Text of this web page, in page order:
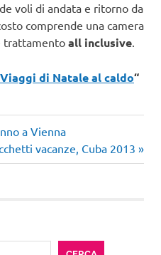
voli di andata e ritorno da
comprende una camera
trattamento all inclusive.
Viaggi di Natale al caldo“
a Vienna
vacanze, Cuba 2013